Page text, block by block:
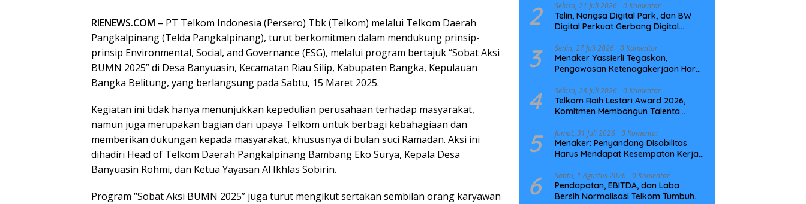
RIENEWS.COM – PT Telkom Indonesia (Persero) Tbk (Telkom) melalui Telkom Daerah
Pangkalpinang (Telda Pangkalpinang), turut berkomitmen dalam mendukung prinsip-
prinsip Environmental, Social, and Governance (ESG), melalui program bertajuk “Sobat Aksi
BUMN 2025” di Desa Banyuasin, Kecamatan Riau Silip, Kabupaten Bangka, Kepulauan
Bangka Belitung, yang berlangsung pada Sabtu, 15 Maret 2025.
Kegiatan ini tidak hanya menunjukkan kepedulian perusahaan terhadap masyarakat,
namun juga merupakan bagian dari upaya Telkom untuk berbagi kebahagiaan dan
memberikan dukungan kepada masyarakat, khususnya di bulan suci Ramadan. Aksi ini
dihadiri Head of Telkom Daerah Pangkalpinang Bambang Eko Surya, Kepala Desa
Banyuasin Rohmi, dan Ketua Yayasan Al Ikhlas Sobirin.
Program “Sobat Aksi BUMN 2025” juga turut mengikut sertakan sembilan orang karyawan
2 Selasa, 21 Juli 2026 0 Komentar
Telin, Nongsa Digital Park, dan BW
Digital Perkuat Gerbang Digital
NCC
3 Senin, 27 Juli 2026 0 Komentar
Menaker Yassierli Tegaskan,
Pengawasan Ketenagakerjaan Harus
4 Selasa, 28 Juli 2026 0 Komentar
Telkom Raih Lestari Award 2026,
Komitmen Membangun Talenta
5 Jumat, 31 Juli 2026 0 Komentar
Menaker: Penyandang Disabilitas
Harus Mendapat Kesempatan Kerja
6 Sabtu, 1 Agustus 2026 0 Komentar
Pendapatan, EBITDA, dan Laba
Bersih Normalisasi Telkom Tumbuh